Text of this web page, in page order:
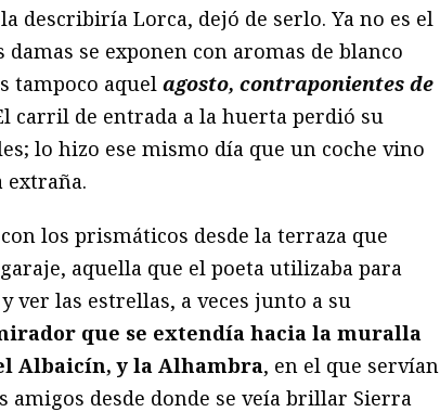
describiría Lorca, dejó de serlo. Ya no es el
se exponen con aromas de blanco
tampoco aquel agosto, contraponientes de
carril de entrada a la huerta perdió su
lo hizo ese mismo día que un coche vino
extraña.
los prismáticos desde la terraza que
aquella que el poeta utilizaba para
ver las estrellas, a veces junto a su
que se extendía hacia la muralla
Albaicín, y la Alhambra, en el que servían
amigos desde donde se veía brillar Sierra